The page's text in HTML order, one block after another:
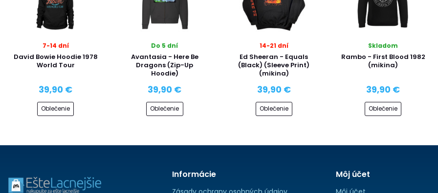
7-14 dní
David Bowie Hoodie 1978
World Tour
39,90 €
Oblečenie
Do 5 dní
Avantasia - Here Be
Dragons (Zip-Up
Hoodie)
39,90 €
Oblečenie
14-21 dní
Ed Sheeran - Equals
(Black) (Sleeve Print)
(mikina)
39,90 €
Oblečenie
Skladom
Rambo - First Blood 1982
(mikina)
39,90 €
Oblečenie
Informácie Môj účet